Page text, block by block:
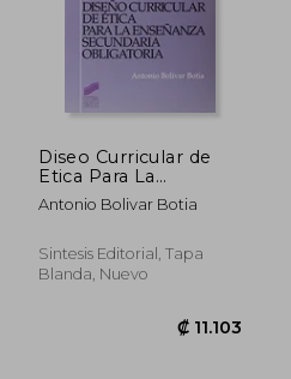
Diseo Curricular de
Etica Para La
Enseanza SEC.
(Spanish Edition)
Antonio Bolivar Botia
Sintesis Editorial, Tapa
Blanda, Nuevo